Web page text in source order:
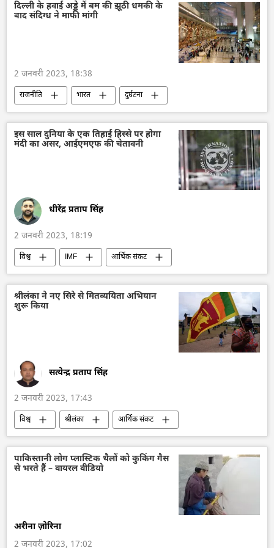
दिल्ली के हवाई अड्डे में बम की झूठी धमकी के
बाद संदिग्ध ने माफी मांगी
2 जनवरी 2023, 18:38
राजनीति भारत
दुर्घटना
आतंकवाद
इस साल दुनिया के एक तिहाई हिस्से पर होगा
मंदी का असर, आईएमएफ की चेतावनी
धीरेंद्र प्रताप सिंह
2 जनवरी 2023, 18:19
विश्व IMF आर्थिक संकट
श्रीलंका ने नए सिरे से मितव्ययिता अभियान
शुरू किया
सत्येन्द्र प्रताप सिंह
2 जनवरी 2023, 17:43
विश्व श्रीलंका
आर्थिक संकट
South Asia
पाकिस्तानी लोग प्लास्टिक थैलों को कुकिंग गैस
से भरते हैं – वायरल वीडियो
अरीना ज़ोरिना
2 जनवरी 2023, 17:02